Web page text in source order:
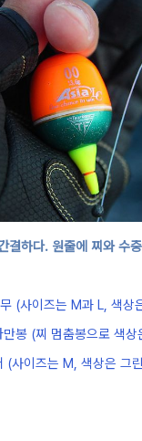
결하다. 원줄에 찌와 수
(사이즈는 M과 L, 색상
만봉 (찌 멈춤봉으로 색상
(사이즈는 M, 색상은 그린